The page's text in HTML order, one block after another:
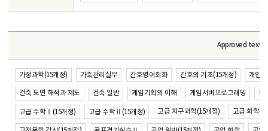
Approved
가정과학(15개정) 가축관리실무 간호영어회화 간호의 기초(15개정) 개인·
건축 도면 해석과 제도 건축 일반 게임기획의 이해 게임서버프로그래밍 경
고급 수학Ⅰ(15개정) 고급 수학Ⅱ(15개정) 고급 지구과학(15개정) 고급 화학